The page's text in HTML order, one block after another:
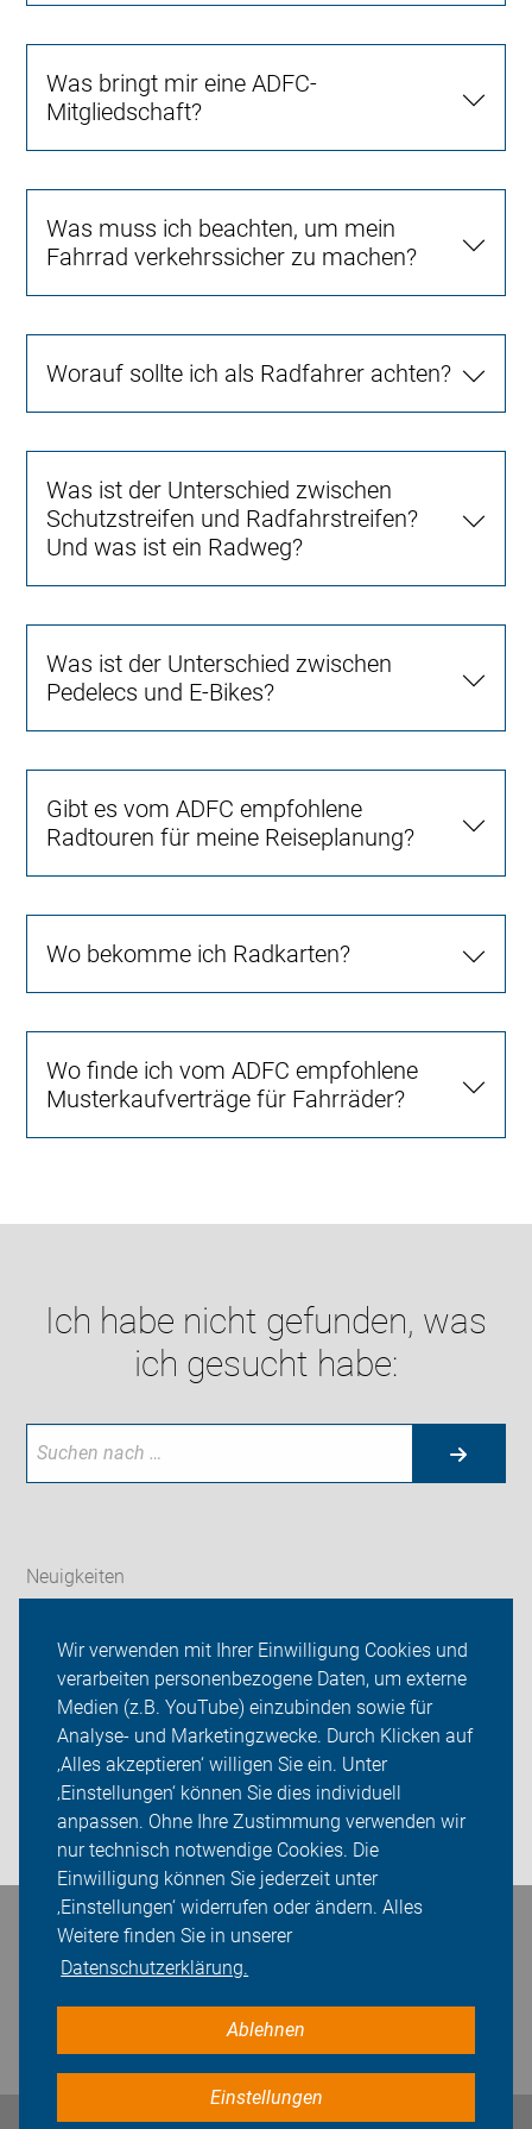
Wir verwenden mit Ihrer Einwilligung Cookies und
verarbeiten personenbezogene Daten, um externe
Medien (z.B. YouTube) einzubinden sowie für
Analyse- und Marketingzwecke. Durch Klicken auf
‚Alles akzeptieren‘ willigen Sie ein. Unter
‚Einstellungen‘ können Sie dies individuell
anpassen. Ohne Ihre Zustimmung verwenden wir
nur technisch notwendige Cookies. Die
Einwilligung können Sie jederzeit unter
‚Einstellungen‘ widerrufen oder ändern. Alles
Weitere finden Sie in unserer
Datenschutzerklärung.
Ablehnen
Einstellungen
Was bringt mir eine ADFC-
Mitgliedschaft?
Was muss ich beachten, um mein
Fahrrad verkehrssicher zu machen?
Worauf sollte ich als Radfahrer achten?
Was ist der Unterschied zwischen
Schutzstreifen und Radfahrstreifen?
Und was ist ein Radweg?
Was ist der Unterschied zwischen
Pedelecs und E-Bikes?
Gibt es vom ADFC empfohlene
Radtouren für meine Reiseplanung?
Wo bekomme ich Radkarten?
Wo finde ich vom ADFC empfohlene
Musterkaufverträge für Fahrräder?
Ich habe nicht gefunden, was
ich gesucht habe:
Neuigkeiten
Radtouren und Termine
Sei dabei
Presse
Login
Bleiben Sie in Kontakt